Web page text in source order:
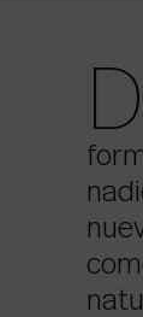
D